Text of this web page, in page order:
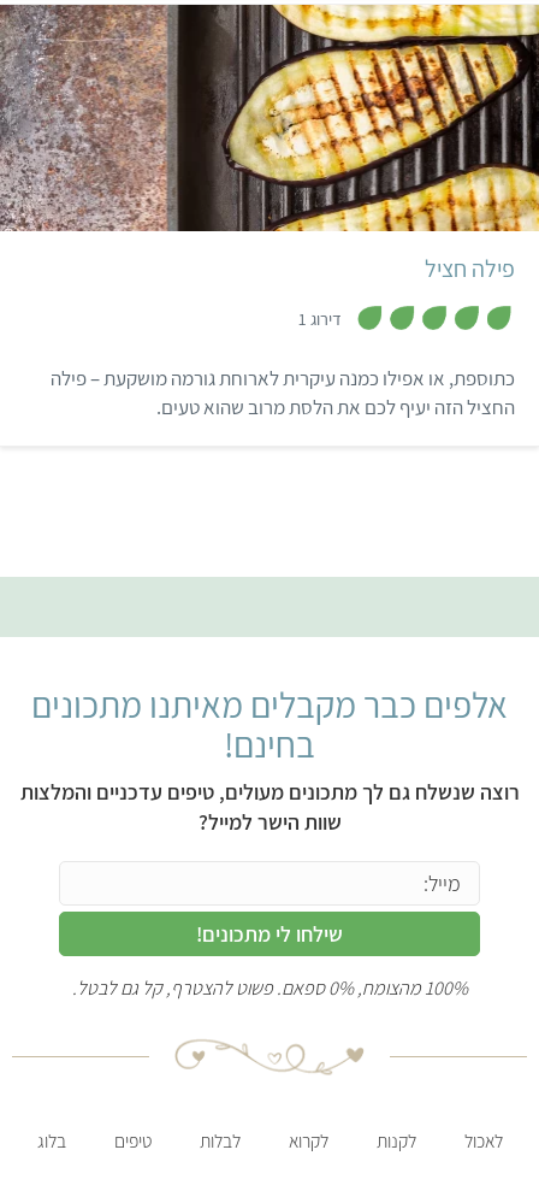
את עצמה.
לכם לנשנש משהו טעים.
קל
פילה חציל
דירוג 1
ך
5
כתוספת, או אפילו כמנה עיקרית לארוחת גורמה מושקעת – פילה
החציל הזה יעיף לכם את הלסת מרוב שהוא טעים.
אלפים כבר מקבלים מאיתנו מתכונים
בחינם!
רוצה שנשלח גם לך מתכונים מעולים, טיפים עדכניים והמלצות
שוות הישר למייל?
שילחו לי מתכונים!
100% מהצומח, 0% ספאם. פשוט להצטרף, קל גם לבטל.
לאכול לקנות לקרוא לבלות טיפים בלוג